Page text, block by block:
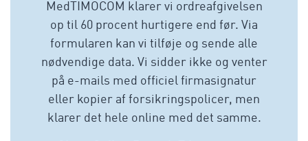
MedTIMOCOM klarer vi ordreafgivelsen
op til 60 procent hurtigere end før. Via
formularen kan vi tilføje og sende alle
nødvendige data. Vi sidder ikke og venter
på e-mails med officiel firmasignatur
eller kopier af forsikringspolicer, men
klarer det hele online med det samme.